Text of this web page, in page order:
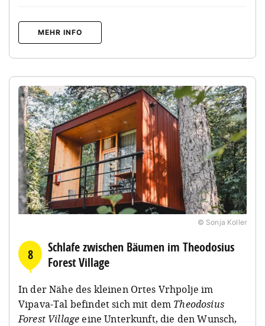
MEHR INFO
© Sonja Koller
8
Schlafe zwischen Bäumen im Theodosius
Forest Village
In der Nähe des kleinen Ortes Vrhpolje im
Vipava-Tal befindet sich mit dem Theodosius
Forest Village eine Unterkunft, die den Wunsch,